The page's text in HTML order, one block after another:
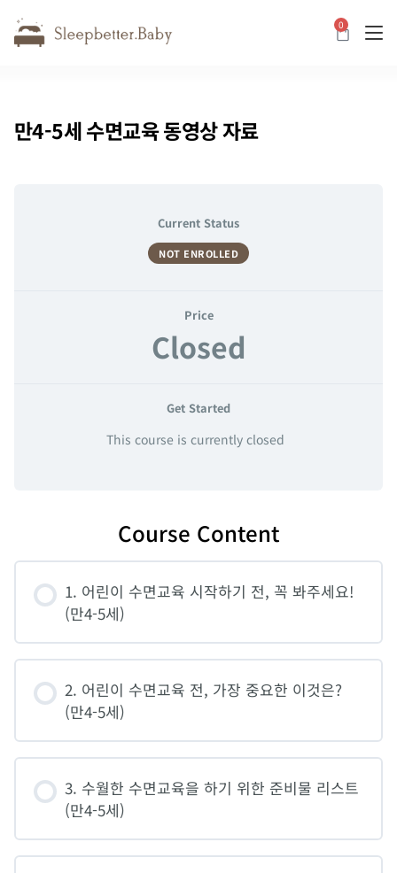
0
카트
만4-5세 수면교육 동영상 자료
Current Status
NOT ENROLLED
Price
Closed
Get Started
This course is currently closed
Course Content
1. 어린이 수면교육 시작하기 전, 꼭 봐주세요!
(만4-5세)
2. 어린이 수면교육 전, 가장 중요한 이것은?
(만4-5세)
3. 수월한 수면교육을 하기 위한 준비물 리스트
(만4-5세)